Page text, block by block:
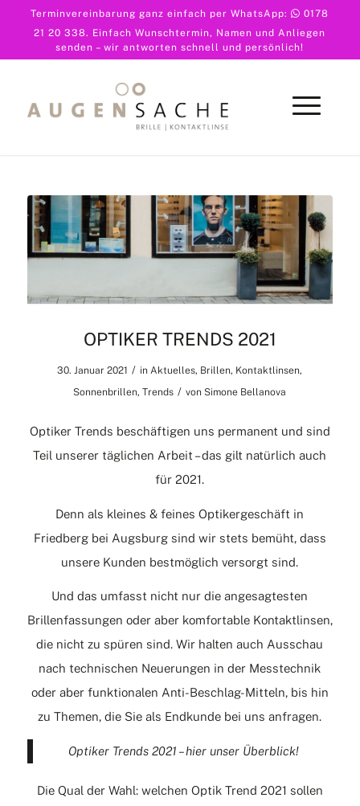
Terminvereinbarung ganz einfach per WhatsApp:
0178
21 20 338. Einfach Wunschtermin, Namen und Anliegen
senden – wir antworten schnell und persönlich!
OPTIKER TRENDS 2021
30. Januar 2021 / inAktuelles, Brillen, Kontaktlinsen,
Sonnenbrillen,Trends / von Simone Bellanova
Optiker Trends beschäftigen uns permanent und sind
Teil unserer täglichen Arbeit – das gilt natürlich auch
für 2021.
Denn als kleines & feines Optikergeschäft in
Friedberg bei Augsburg sind wir stets bemüht, dass
unsere Kunden bestmöglich versorgt sind.
Und das umfasst nicht nur die angesagtesten
Brillenfassungen oder aber komfortable Kontaktlinsen,
die nicht zu spüren sind. Wir halten auch Ausschau
nach technischen Neuerungen in der Messtechnik
oder aber funktionalen Anti-Beschlag-Mitteln, bis hin
zu Themen, die Sie als Endkunde bei uns anfragen.
Optiker Trends 2021 – hier unser Überblick!
Die Qual der Wahl: welchen Optik Trend 2021 sollen